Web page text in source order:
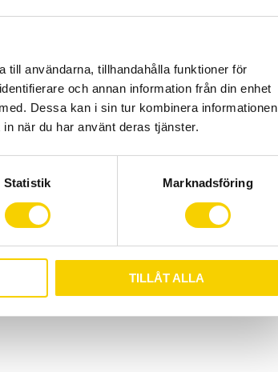
till användarna, tillhandahålla funktioner för
och annan information från din enhet
Dessa kan i sin tur kombinera informationen
när du har använt deras tjänster.
Statistik Marknadsföring
TILLÅT ALLA
Varumärke: Shimano
Shimano grupp: Claris
Shimano gruppkod: 3300
Shimano typ: HG
products from Shimano